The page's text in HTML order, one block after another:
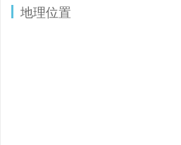
地理位置